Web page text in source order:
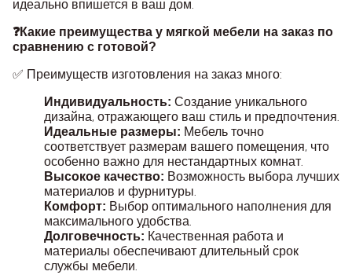
идеально впишется в ваш дом.
❓Какие преимущества у мягкой мебели на заказ по
сравнению с готовой?
✅ Преимуществ изготовления на заказ много:
Индивидуальность: Создание уникального
дизайна, отражающего ваш стиль и предпочтения.
Идеальные размеры: Мебель точно
соответствует размерам вашего помещения, что
особенно важно для нестандартных комнат.
Высокое качество: Возможность выбора лучших
материалов и фурнитуры.
Комфорт: Выбор оптимального наполнения для
максимального удобства.
Долговечность: Качественная работа и
материалы обеспечивают длительный срок
службы мебели.